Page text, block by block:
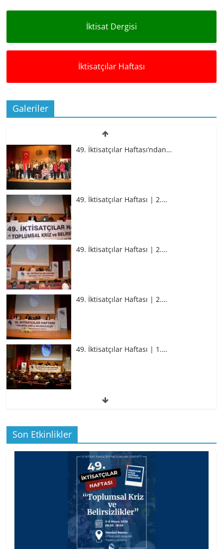
İktisat Dergisi
İktisatçılar Haftası
Galeriler
49. İktisatçılar Haftası’ndan…
49. İktisatçılar Haftası | 2.…
49. İktisatçılar Haftası | 2.…
49. İktisatçılar Haftası | 2.…
49. İktisatçılar Haftası | 1.…
49. İktisatçılar Haftası | 1.…
BİZ İKTİSATLILAR: İÇİMİZDEN BİRİ PROF.
…
Son Etkinlikler